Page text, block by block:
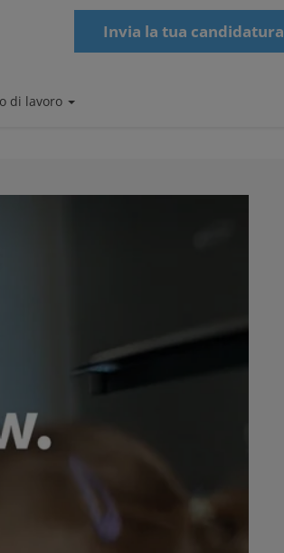
Invia la tua candidatura
di lavoro